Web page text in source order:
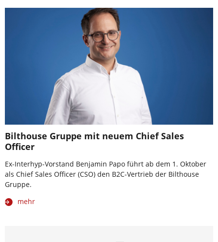
Bilthouse Gruppe mit neuem Chief Sales
Officer
Ex-Interhyp-Vorstand Benjamin Papo führt ab dem 1. Oktober
als Chief Sales Officer (CSO) den B2C-Vertrieb der Bilthouse
Gruppe.
mehr